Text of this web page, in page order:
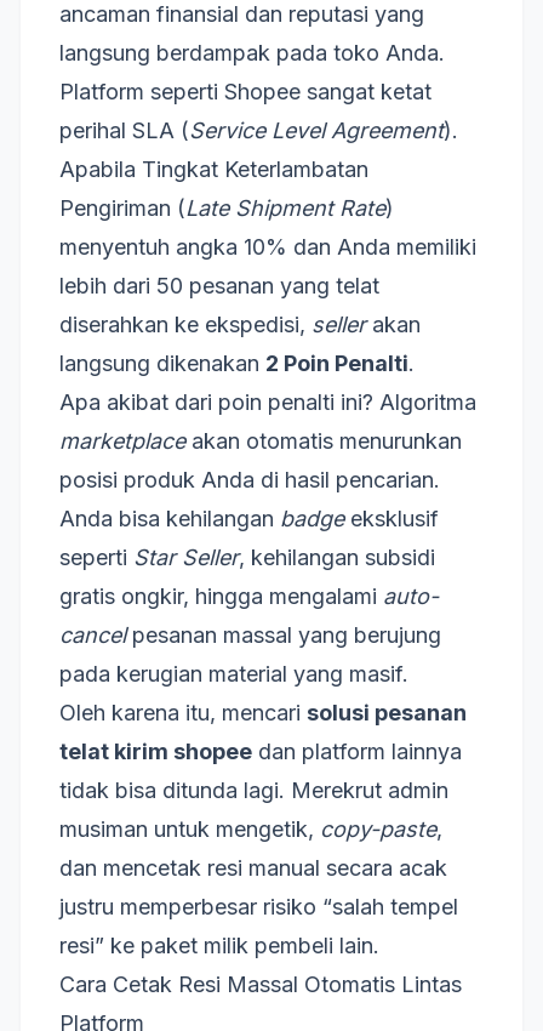
ancaman finansial dan reputasi yang
langsung berdampak pada toko Anda.
Platform seperti Shopee sangat ketat
perihal SLA (Service Level Agreement).
Apabila Tingkat Keterlambatan
Pengiriman (Late Shipment Rate)
menyentuh angka 10% dan Anda memiliki
lebih dari 50 pesanan yang telat
diserahkan ke ekspedisi, sellerakan
langsung dikenakan 2 Poin Penalti.
Apa akibat dari poin penalti ini? Algoritma
marketplaceakan otomatis menurunkan
posisi produk Anda di hasil pencarian.
Anda bisa kehilangan badgeeksklusif
seperti Star Seller, kehilangan subsidi
gratis ongkir, hingga mengalami auto-
cancelpesanan massal yang berujung
pada kerugian material yang masif.
Oleh karena itu, mencari solusi pesanan
telat kirim shopee dan platform lainnya
tidak bisa ditunda lagi. Merekrut admin
musiman untuk mengetik, copy-paste,
dan mencetak resi manual secara acak
justru memperbesar risiko “salah tempel
resi” ke paket milik pembeli lain.
Cara Cetak Resi Massal Otomatis Lintas
Platform